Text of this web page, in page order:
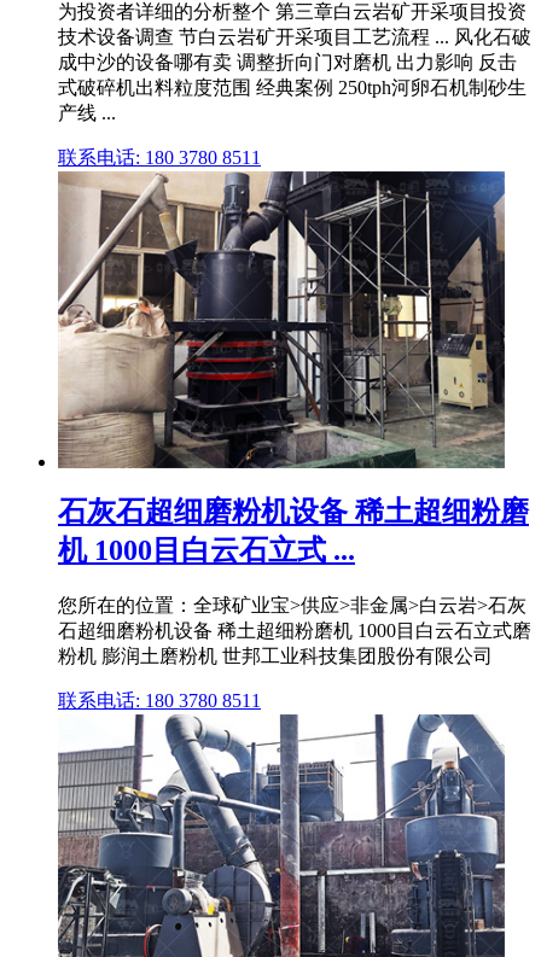
为投资者详细的分析整个 第三章白云岩矿开采项目投资
技术设备调查 节白云岩矿开采项目工艺流程 ... 风化石破
成中沙的设备哪有卖 调整折向门对磨机 出力影响 反击
式破碎机出料粒度范围 经典案例 250tph河卵石机制砂生
产线 ...
联系电话: 180 3780 8511
石灰石超细磨粉机设备 稀土超细粉磨
机 1000目白云石立式 ...
您所在的位置：全球矿业宝>供应>非金属>白云岩>石灰
石超细磨粉机设备 稀土超细粉磨机 1000目白云石立式磨
粉机 膨润土磨粉机 世邦工业科技集团股份有限公司
联系电话: 180 3780 8511